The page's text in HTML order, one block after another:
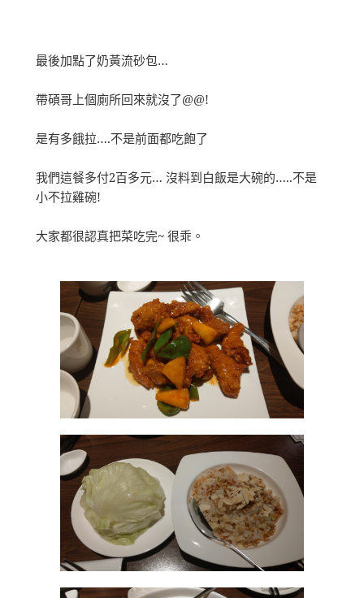
最後加點了奶黃流砂包…
帶碩哥上個廁所回來就沒了@@!
是有多餓拉….不是前面都吃飽了
我們這餐多付2百多元… 沒料到白飯是大碗的…..不是
小不拉雞碗!
大家都很認真把菜吃完~ 很乖。